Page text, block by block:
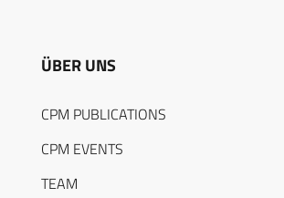
ÜBER UNS
CPM PUBLICATIONS
CPM EVENTS
TEAM